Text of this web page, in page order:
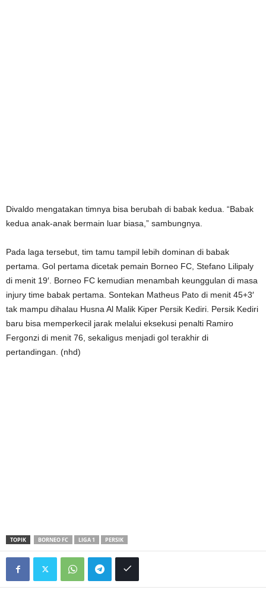
Divaldo mengatakan timnya bisa berubah di babak kedua. “Babak
kedua anak-anak bermain luar biasa,” sambungnya.
Pada laga tersebut, tim tamu tampil lebih dominan di babak
pertama. Gol pertama dicetak pemain Borneo FC, Stefano Lilipaly
di menit 19′. Borneo FC kemudian menambah keunggulan di masa
injury time babak pertama. Sontekan Matheus Pato di menit 45+3′
tak mampu dihalau Husna Al Malik Kiper Persik Kediri. Persik Kediri
baru bisa memperkecil jarak melalui eksekusi penalti Ramiro
Fergonzi di menit 76, sekaligus menjadi gol terakhir di
pertandingan. (nhd)
TOPIK BORNEO FC LIGA 1 PERSIK